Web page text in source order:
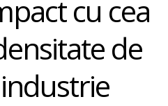
cu cea
de